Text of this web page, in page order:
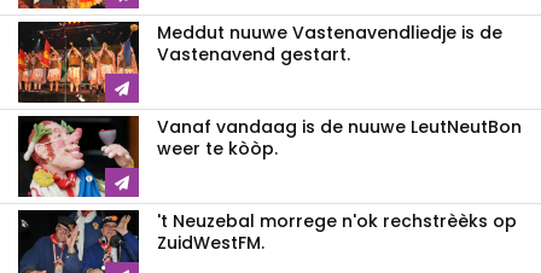
Meddut nuuwe Vastenavendliedje is de
Vastenavend gestart.
Vanaf vandaag is de nuuwe LeutNeutBon
weer te kòòp.
't Neuzebal morrege n'ok rechstrèèks op
ZuidWestFM.